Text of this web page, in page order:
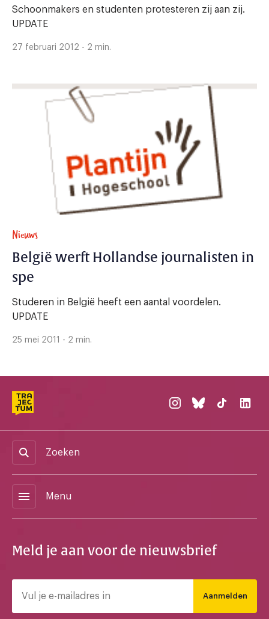
Schoonmakers en studenten protesteren zij aan zij.
UPDATE
27 februari 2012 - 2 min.
Nieuws
België werft Hollandse journalisten in
spe
Studeren in België heeft een aantal voordelen.
UPDATE
25 mei 2011 - 2 min.
Zoeken
menu Menu
Meld je aan voor de nieuwsbrief
Aanmelden